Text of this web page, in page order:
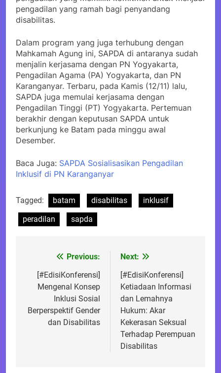
pengadilan yang ramah bagi penyandang
disabilitas.
Dalam program yang juga terhubung dengan
Mahkamah Agung ini, SAPDA di antaranya sudah
menjalin kerjasama dengan PN Yogyakarta,
Pengadilan Agama (PA) Yogyakarta, dan PN
Karanganyar. Terbaru, pada Kamis (12/11) lalu,
SAPDA juga memulai kerjasama dengan
Pengadilan Tinggi (PT) Yogyakarta. Pertemuan
berakhir dengan keputusan SAPDA untuk
berkunjung ke Batam pada minggu awal
Desember.
Baca Juga: SAPDA Sosialisasikan Pengadilan
Inklusif di PN Karanganyar
Tagged: batam disabilitas
inklusif
peradilan
sapda
navigation
Previous:
[#EdisiKonferensi]
Mengenal Konsep
Inklusi Sosial
Berperspektif Gender
dan Disabilitas
Next:
[#EdisiKonferensi]
Ketiadaan Informasi
dan Lemahnya
Hukum: Akar
Kekerasan Seksual
Terhadap Perempuan
Disabilitas